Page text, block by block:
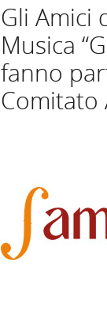
Gli Amici
Musica
fanno
Comitato